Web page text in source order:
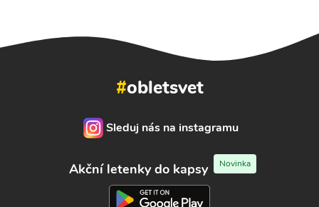
#obletsvet
Sleduj nás na instagramu
Akční letenky do kapsy Novinka